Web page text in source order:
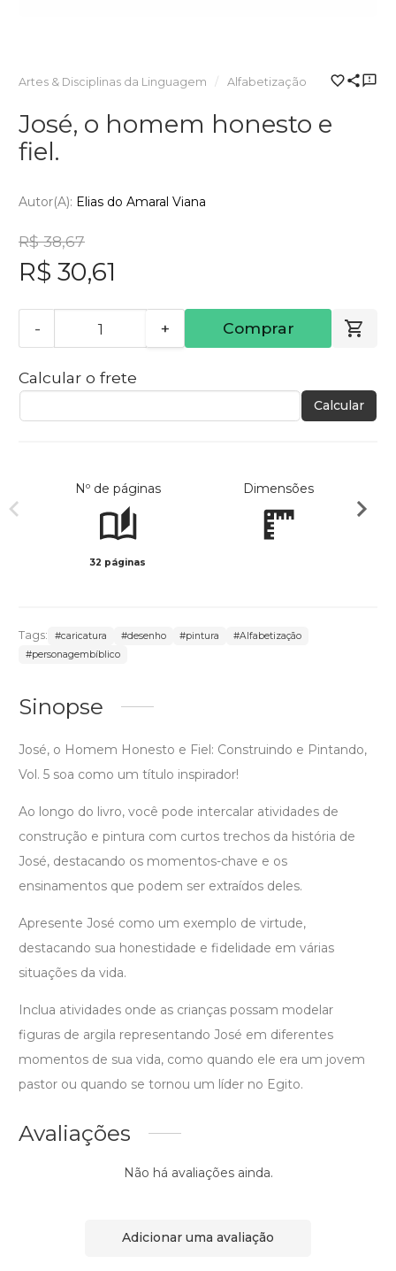
Artes & Disciplinas da Linguagem Alfabetização
José, o homem honesto e
fiel.
Autor(a): Elias do Amaral Viana
R$ 38,67
R$ 30,61
- + Comprar
Calcular o frete
Calcular
Nº de páginas
32 páginas
Dimensões
Tags: #caricatura #desenho #pintura
#Alfabetização
#personagembíblico
Sinopse
José, o Homem Honesto e Fiel: Construindo e Pintando,
Vol. 5 soa como um título inspirador!
Ao longo do livro, você pode intercalar atividades de
construção e pintura com curtos trechos da história de
José, destacando os momentos-chave e os
ensinamentos que podem ser extraídos deles.
Apresente José como um exemplo de virtude,
destacando sua honestidade e fidelidade em várias
situações da vida.
Inclua atividades onde as crianças possam modelar
figuras de argila representando José em diferentes
momentos de sua vida, como quando ele era um jovem
pastor ou quando se tornou um líder no Egito.
Avaliações
Não há avaliações ainda.
Adicionar uma avaliação